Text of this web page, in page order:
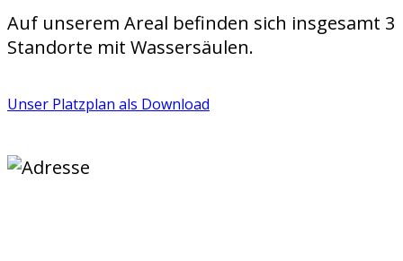
Auf unserem Areal befinden sich insgesamt 3
Standorte mit Wassersäulen.
Unser Platzplan als Download